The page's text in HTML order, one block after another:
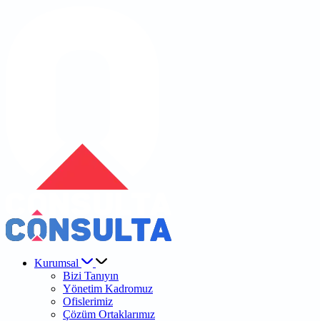
Kurumsal
Bizi Tanıyın
Yönetim Kadromuz
Ofislerimiz
Çözüm Ortaklarımız